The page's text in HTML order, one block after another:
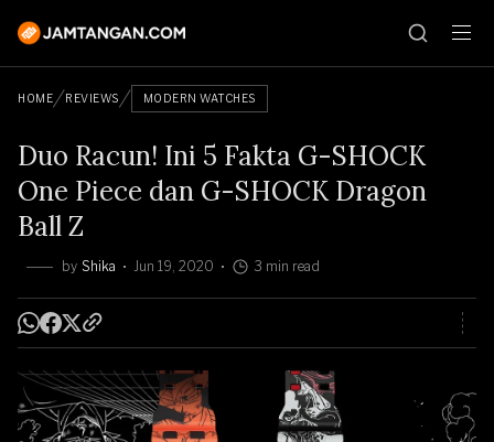
HOME REVIEWS MODERN WATCHES
Duo Racun! Ini 5 Fakta G-SHOCK
One Piece dan G-SHOCK Dragon
Ball Z
by Shika Jun 19, 2020 3 min read